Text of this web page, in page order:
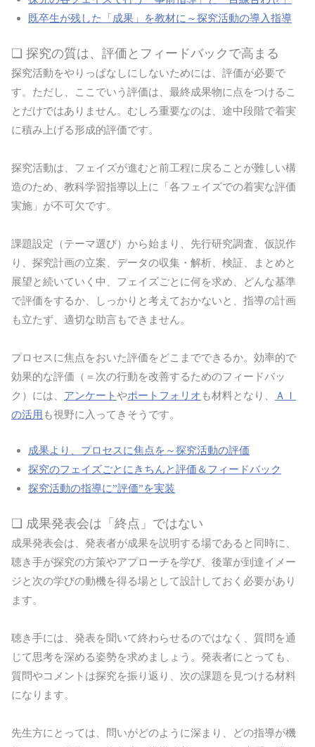
既卒生が残した「成果」を教材に～探究活動の導入指導
❏ 探究の質は、評価とフィードバックで高まる
探究活動をやりっぱなしにしないためには、評価が必要で
す。ただし、ここでいう評価は、最終成果物に点をつけるこ
とだけではありません。むしろ重要なのは、途中段階で着実
に積み上げる形成的評価です。
探究活動は、フェイズが進むと前工程に戻ることが難しい構
造のため、教科学習指導以上に「各フェイズでの着実な評価
実施」が不可欠です。
課題設定（テーマ選び）から始まり、先行研究調査、仮説作
り、探究計画の立案、データの収集・解析、検証、まとめと
展望と続いていく中、フェイズごとに何を求め、どんな基準
で評価をするか、しっかりと考えておかないと、指導の計画
も立たず、適切な助言もできません。
プロセスに焦点をおいた評価をどこまでできるか。効率的で
効果的な評価（＝次の行動を改善するためのフィードバッ
ク）には、 アンケートやポートフォリオ も材料となり、
ＡＩ
の活用 も視野に入ってきそうです。
成果より、プロセスに焦点を～探究活動の評価
探究のフェイズごとにきちんと評価＆フィードバック
探究活動の指導に”評価”を実装
❏ 成果発表会は「終点」ではない
成果発表会は、発表者が成果を説明する場であると同時に、
聴き手が探究の方策やアプローチを学び、後輩が到達イメー
ジと次の学びの動機を得る場として設計しておく必要があり
ます。
聴き手には、発表を聞いて終わらせるのではなく、質問を通
じて思考を深める姿勢を求めましょう。発表者にとっても、
質問やコメントは探究を振り返り、次の課題を見つける材料
になります。
先生方にとっては、問いがどのように深まり、どの指導が機